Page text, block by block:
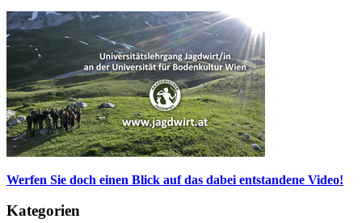
Werfen Sie doch einen Blick auf das dabei entstandene Video!
Kategorien